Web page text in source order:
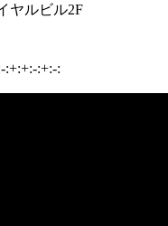
ヤルビル2F
:+:+:-:+:-: